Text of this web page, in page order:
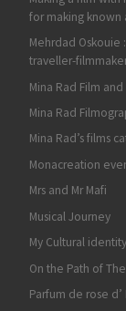
for making known
Mehrdad Oskouie
traveller-
Mina Rad Film
Mina Rad
Mina Rad’s films
Monacreation
Mrs and Mr Mafi
Musical Journey
My Cultural identity
On the Path of
Parfum de rose d’